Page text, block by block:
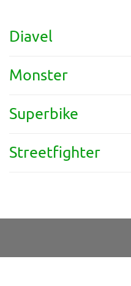
Diavel
Monster
Superbike
Streetfighter